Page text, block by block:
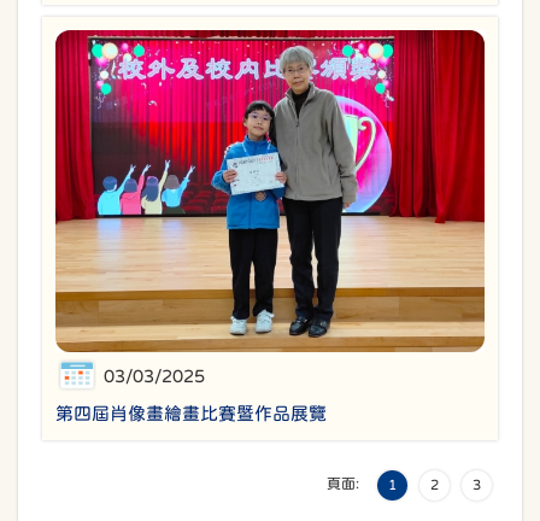
03/03/2025
第四屆肖像畫繪畫比賽暨作品展覽
頁面: 1 2 3